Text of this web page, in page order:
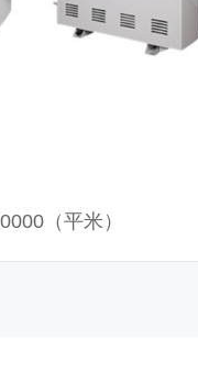
（平米）